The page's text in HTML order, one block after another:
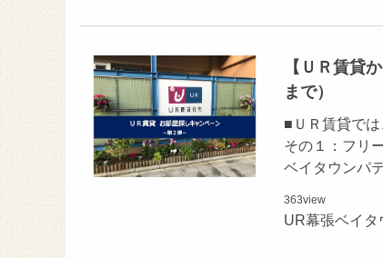
【ＵＲ賃貸
まで）
■ＵＲ賃貸で
その１：フリ
ベイタウンパ
363view
UR幕張ベイ